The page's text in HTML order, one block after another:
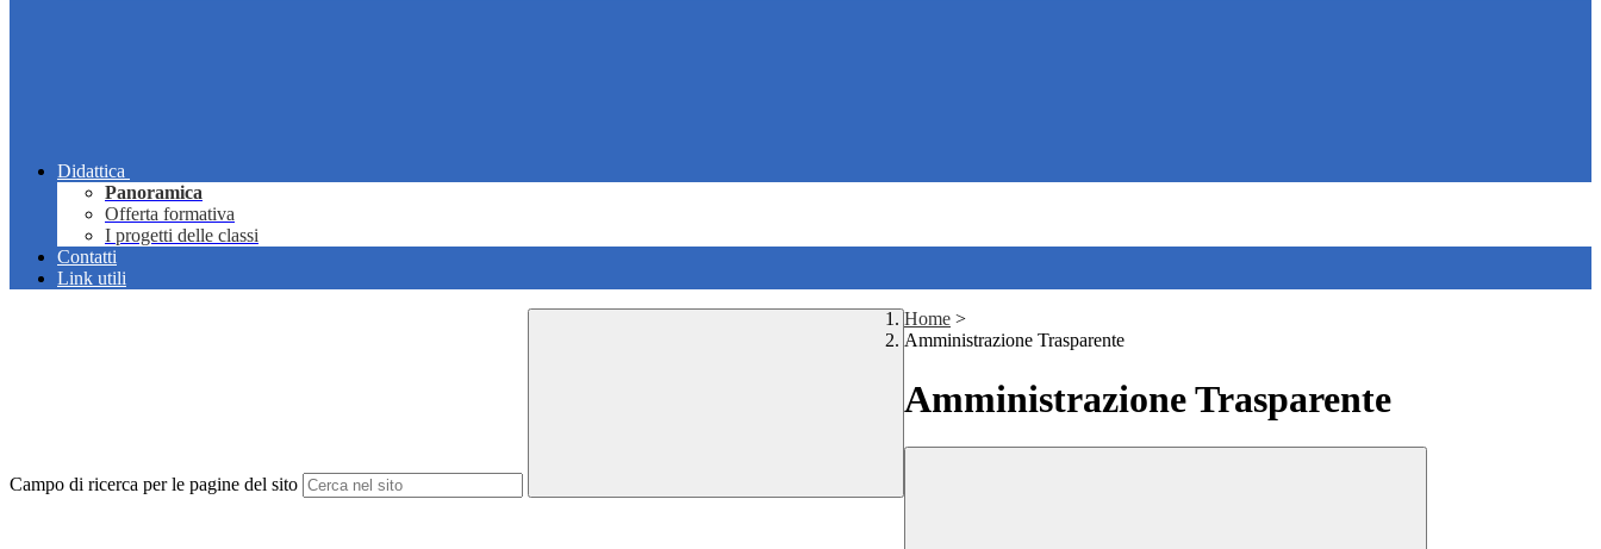
Didattica
Panoramica
Offerta formativa
I progetti delle classi
Contatti
Link utili
Campo di ricerca per le pagine del sito
Home >
Amministrazione Trasparente
Amministrazione Trasparente